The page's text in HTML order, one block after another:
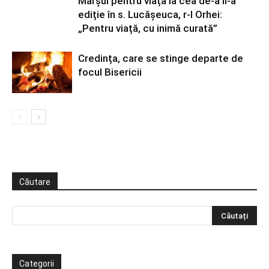
ediție în s. Lucășeuca, r-l Orhei:
„Pentru viață, cu inimă curată”
Credința, care se stinge departe de
focul Bisericii
Căutare
Categorii